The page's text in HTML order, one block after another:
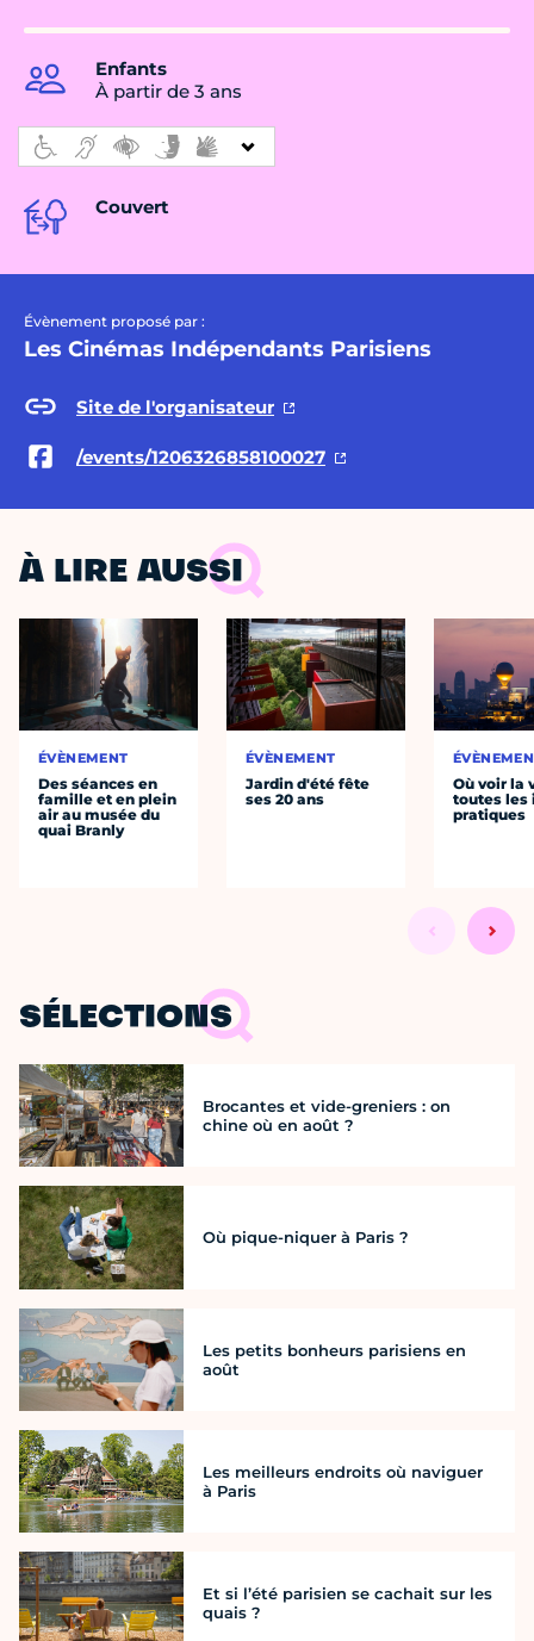
Enfants
À partir de 3 ans
Couvert
Évènement proposé par :
Les Cinémas Indépendants Parisiens
Site de l'organisateur
/events/1206326858100027
À LIRE AUSSI
ÉVÈNEMENT
Des séances en
famille et en plein
air au musée du
quai Branly
ÉVÈNEMENT
Jardin d'été fête
ses 20 ans
Où voir la
toutes les
pratiques
SÉLECTIONS
Brocantes et vide-greniers : on
chine où en août ?
Où pique-niquer à Paris ?
Les petits bonheurs parisiens en
août
Les meilleurs endroits où naviguer
à Paris
Et si l’été parisien se cachait sur les
quais ?